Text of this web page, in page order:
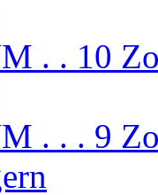
. . 10
. . . 9